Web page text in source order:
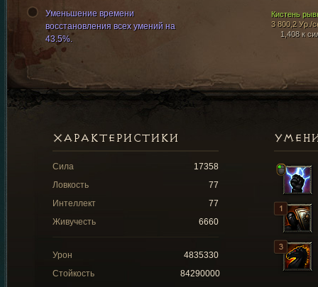
Кистень
3 800,2 Ур./
1,408 к
Уменьшение времени
восстановления всех умений на
43.5%.
ХАРАКТЕРИСТИКИ
Сила
17358
Ловкость
77
Интеллект
77
Живучесть
6660
Урон
4835330
Стойкость
84290000